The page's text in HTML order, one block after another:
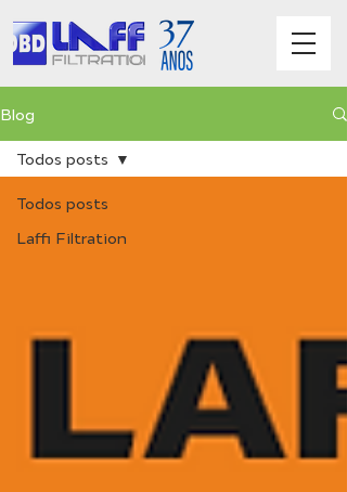
Blog
Todos posts
Laffi Filtration
Todos posts